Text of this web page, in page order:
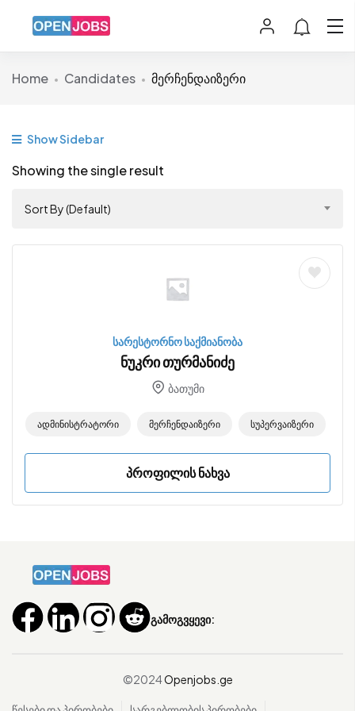
Home Candidates მერჩენდაიზერი
Show Sidebar
Showing the single result
Sort By (Default)
სარესტორნო საქმიანობა
ნუკრი თურმანიძე
ბათუმი
Ადმინისტრატორი Მერჩენდაიზერი Სუპერვაიზერი
პროფილის ნახვა
გამოგვყევი:
©2024Openjobs.ge